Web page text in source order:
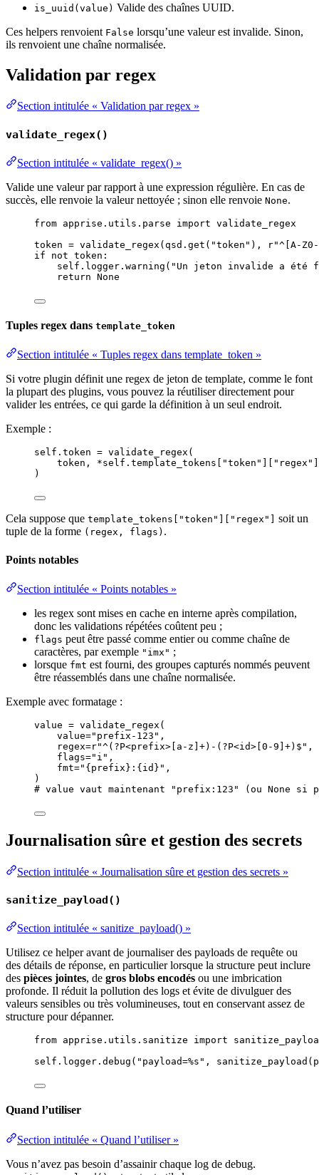
is_uuid(value) Valide des chaînes UUID.
Ces helpers renvoient False lorsqu’une valeur est invalide. Sinon,
ils renvoient une chaîne normalisée.
Validation par regex
Section intitulée « Validation par regex »
validate_regex()
Section intitulée « validate_regex() »
Valide une valeur par rapport à une expression régulière. En cas de
succès, elle renvoie la valeur nettoyée ; sinon elle renvoie None.
from apprise.utils.parse import validate_regex
token = validate_regex ( qsd. get ( "token " ) , r"^ [A-
if
not token:
self .logger. warning ( " Un jeton invalide a été
return None
Tuples regex dans template_token
Section intitulée « Tuples regex dans template_token »
Si votre plugin définit une regex de jeton de template, comme le font
la plupart des plugins, vous pouvez la réutiliser directement pour
valider les entrées, ce qui garde la définition à un seul endroit.
Exemple :
self .token = validate_regex (
token , *self .template_tokens "token " " regex "
)
Cela suppose que template_tokens["token"]["regex"]
soit un
tuple de la forme (regex, flags) .
Points notables
Section intitulée « Points notables »
les regex sont mises en cache en interne après compilation,
donc les validations répétées coûtent peu ;
flags peut être passé comme entier ou comme chaîne de
caractères, par exemple "imx" ;
lorsque fmt est fourni, des groupes capturés nommés peuvent
être réassemblés dans une chaîne normalisée.
Exemple avec formatage :
value = validate_regex (
value=" prefix-123 " ,
regex=r"^( ?P<prefix> [a-z] +)-( ?P<id> [0-9] +)$ " ,
flags=" i " ,
fmt=" {prefix} : {id} " ,
)
# value vaut maintenant "prefix:123" (ou None si
Journalisation sûre et gestion des secrets
Section intitulée « Journalisation sûre et gestion des secrets »
sanitize_payload()
Section intitulée « sanitize_payload() »
Utilisez ce helper avant de journaliser des payloads de requête ou
des détails de réponse, en particulier lorsque la structure peut inclure
des pièces jointes, de gros blobs encodés ou une imbrication
profonde. Il réduit la pollution des logs et évite de divulguer des
valeurs sensibles ou très volumineuses, tout en conservant assez de
structure pour dépanner.
from apprise.utils.sanitize import
self .logger. debug ( " payload=%s " , sanitize_payload (
Quand l’utiliser
Section intitulée « Quand l’utiliser »
Vous n’avez pas besoin d’assainir chaque log de debug.